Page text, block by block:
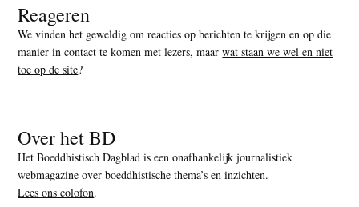
Reageren
We vinden het geweldig om reacties op berichten te krijgen en op die
manier in contact te komen met lezers, maarwat staan we wel en niet
toe op de site?
Over het BD
Het Boeddhistisch Dagblad is een onafhankelijk journalistiek
webmagazine over boeddhistische thema’s en inzichten.
Lees ons colofon.